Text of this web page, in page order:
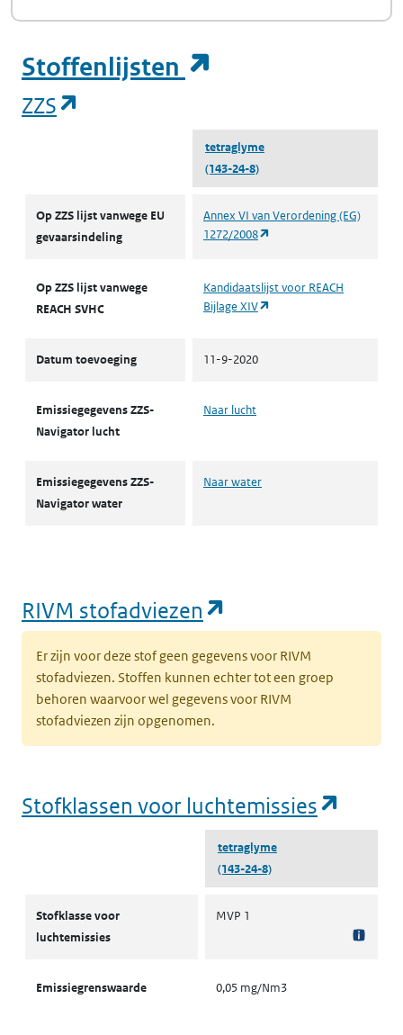
Stoffenlijsten
ZZS
tetraglyme
(143-24-8)
Op ZZS lijst vanwege EU
gevaarsindeling
Annex VI van Verordening (EG)
1272/2008
Op ZZS lijst vanwege
REACH SVHC
Kandidaatslijst voor REACH
Bijlage XIV
Datum toevoeging 11-9-2020
Emissiegegevens ZZS-
Navigator lucht
Naar lucht
Emissiegegevens ZZS-
Navigator water
Naar water
RIVM stofadviezen
Er zijn voor deze stof geen gegevens voor RIVM
stofadviezen. Stoffen kunnen echter tot een groep
behoren waarvoor wel gegevens voor RIVM
stofadviezen zijn opgenomen.
Stofklassen voor luchtemissies
tetraglyme
(143-24-8)
Stofklasse voor
luchtemissies
MVP 1
Emissiegrenswaarde 0,05 mg/Nm3